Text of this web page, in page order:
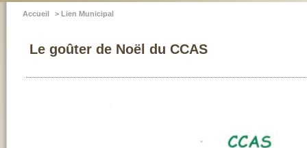
Accueil > Lien Municipal
Le goûter de Noël du CCAS